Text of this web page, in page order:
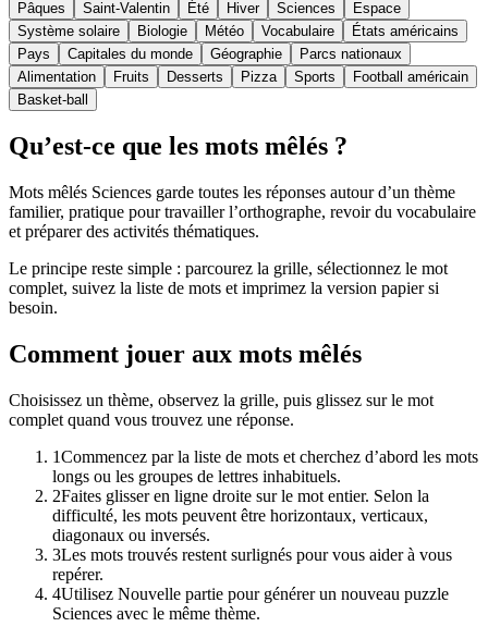
Pâques Saint-Valentin Été Hiver Sciences
Espace
Système solaire
Biologie Météo Vocabulaire
États américains
Pays
Capitales du monde Géographie
Parcs nationaux
Alimentation
Fruits Desserts Pizza Sports
Football américain
Basket-ball
Qu’est-ce que les mots mêlés ?
Mots mêlés Sciences garde toutes les réponses autour d’un thème
familier, pratique pour travailler l’orthographe, revoir du vocabulaire
et préparer des activités thématiques.
Le principe reste simple : parcourez la grille, sélectionnez le mot
complet, suivez la liste de mots et imprimez la version papier si
besoin.
Comment jouer aux mots mêlés
Choisissez un thème, observez la grille, puis glissez sur le mot
complet quand vous trouvez une réponse.
1Commencez par la liste de mots et cherchez d’abord les mots
longs ou les groupes de lettres inhabituels.
2Faites glisser en ligne droite sur le mot entier. Selon la
difficulté, les mots peuvent être horizontaux, verticaux,
diagonaux ou inversés.
3Les mots trouvés restent surlignés pour vous aider à vous
repérer.
4Utilisez Nouvelle partie pour générer un nouveau puzzle
Sciences avec le même thème.